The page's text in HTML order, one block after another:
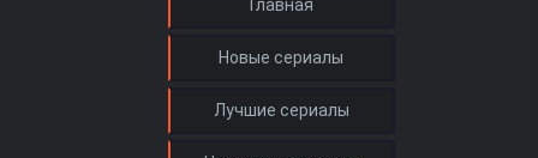
Главная
Новые сериалы
Лучшие сериалы